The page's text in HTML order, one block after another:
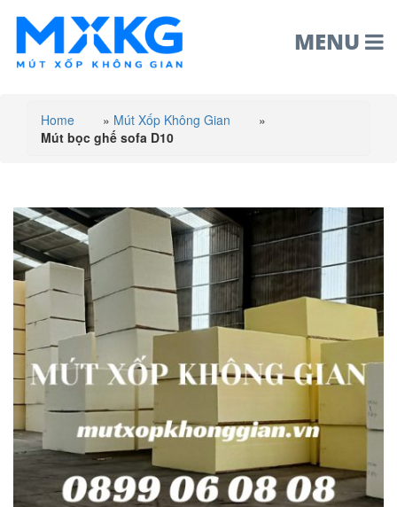
MENU
Home » Mút Xốp Không Gian
»
Mút bọc ghế sofa D10